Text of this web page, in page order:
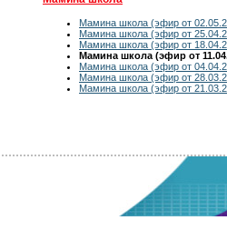
Мамина школа (эфир от
Мамина школа (эфир от
Мамина школа (эфир от
Мамина школа (эфир от
Мамина школа (эфир от
Мамина школа (эфир от
Мамина школа (эфир от